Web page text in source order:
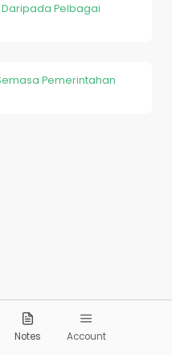
Daripada Pelbagai
Pemerintahan
Notes Account